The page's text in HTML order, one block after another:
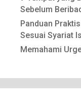
Sebelum
Panduan
Sesuai Syariat
Memahami